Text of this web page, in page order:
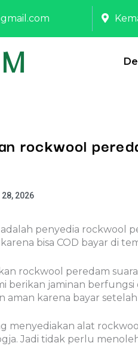
rockwool
2026
penyedia rockwool
bisa COD bayar di
rockwool peredam
berikan jaminan
aman karena bayar
menyediakan alat
Jadi tidak perlu